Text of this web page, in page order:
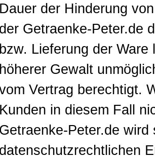
Dauer der Hinderung
der Getraenke-Peter.de
bzw. Lieferung der
höherer Gewalt
Vertrag berechtigt.
Kunden in diesem Fall
Getraenke-Peter.de wird
datenschutzrechtlichen